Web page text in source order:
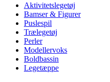
Aktivitetslegetøj
Bamser & Figurer
Puslespil
Trælegetøj
Perler
Modellervoks
Boldbassin
Legetæppe